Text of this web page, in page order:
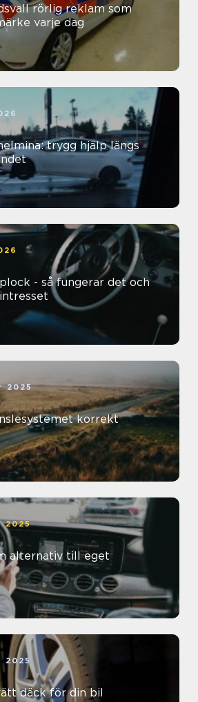
som
varje dag
trygg hjälp längs
- så fungerar det och
2025
korrekt
2025
alternativ till eget
2025
däck för din bil